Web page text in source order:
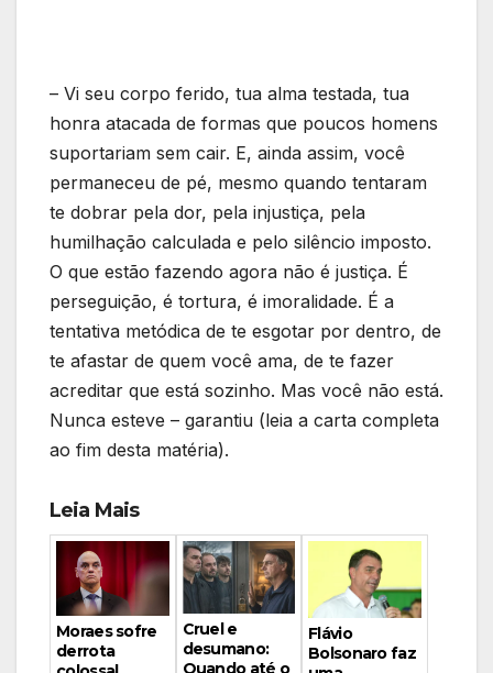
– Vi seu corpo ferido, tua alma testada, tua
honra atacada de formas que poucos homens
suportariam sem cair. E, ainda assim, você
permaneceu de pé, mesmo quando tentaram
te dobrar pela dor, pela injustiça, pela
humilhação calculada e pelo silêncio imposto.
O que estão fazendo agora não é justiça. É
perseguição, é tortura, é imoralidade. É a
tentativa metódica de te esgotar por dentro, de
te afastar de quem você ama, de te fazer
acreditar que está sozinho. Mas você não está.
Nunca esteve – garantiu (leia a carta completa
ao fim desta matéria).
Leia Mais
Moraes sofre
derrota
Cruel e
desumano:
Quando até o
Flávio
Bolsonaro faz